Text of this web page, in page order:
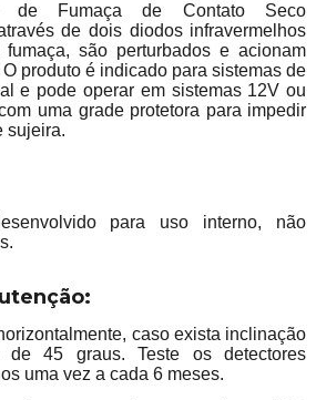
de Fumaça de Contato Seco
de dois diodos infravermelhos
são perturbados e acionam
produto é indicado para sistemas de
e pode operar em sistemas 12V ou
uma grade protetora para impedir
sujeira.
para uso interno, não
caso exista inclinação
45 graus. Teste os detectores
uma vez a cada 6 meses.